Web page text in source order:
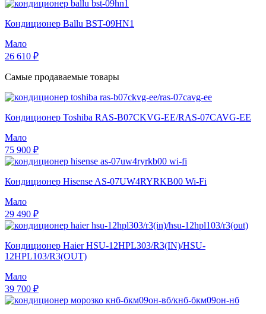
Кондиционер Ballu BST-09HN1
Мало
26 610 ₽
Самые продаваемые товары
Кондиционер Toshiba RAS-B07CKVG-EE/RAS-07CAVG-EE
Мало
75 900 ₽
Кондиционер Hisense AS-07UW4RYRKB00 Wi-Fi
Мало
29 490 ₽
Кондиционер Haier HSU-12HPL303/R3(IN)/HSU-
12HPL103/R3(OUT)
Мало
39 700 ₽